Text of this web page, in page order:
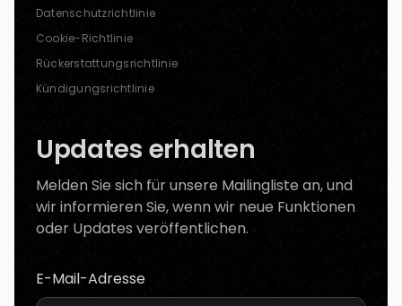
Datenschutzrichtlinie
Cookie-Richtlinie
Rückerstattungsrichtlinie
Kündigungsrichtlinie
Updates erhalten
Melden Sie sich für unsere Mailingliste an, und
wir informieren Sie, wenn wir neue Funktionen
oder Updates veröffentlichen.
E-Mail-Adresse